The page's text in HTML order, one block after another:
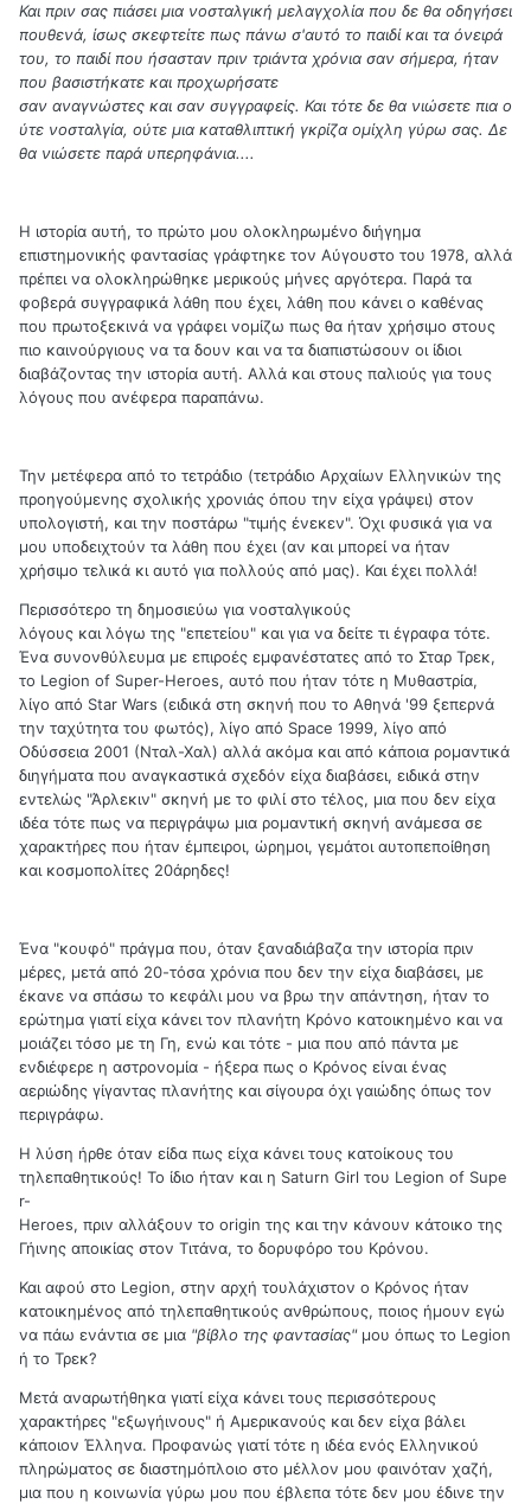
Και πριν σας πιάσει μια νοσταλγική μελαγχολία που δε θα οδηγήσει
πουθενά, ίσως σκεφτείτε πως πάνω σ'αυτό το παιδί και τα όνειρά
του, το παιδί που ήσασταν πριν τριάντα χρόνια σαν σήμερα, ήταν
που βασιστήκατε και προχωρήσατε
σαν αναγνώστες και σαν συγγραφείς. Και τότε δε θα νιώσετε πια ο
ύτε νοσταλγία, ούτε μια καταθλιπτική γκρίζα ομίχλη γύρω σας. Δε
θα νιώσετε παρά υπερηφάνια....
Η ιστορία αυτή, το πρώτο μου ολοκληρωμένο διήγημα
επιστημονικής φαντασίας γράφτηκε τον Αύγουστο του 1978, αλλά
πρέπει να ολοκληρώθηκε μερικούς μήνες αργότερα. Παρά τα
φοβερά συγγραφικά λάθη που έχει, λάθη που κάνει ο καθένας
που πρωτοξεκινά να γράφει νομίζω πως θα ήταν χρήσιμο στους
πιο καινούργιους να τα δουν και να τα διαπιστώσουν οι ίδιοι
διαβάζοντας την ιστορία αυτή. Αλλά και στους παλιούς για τους
λόγους που ανέφερα παραπάνω.
Την μετέφερα από το τετράδιο (τετράδιο Αρχαίων Ελληνικών της
προηγούμενης σχολικής χρονιάς όπου την είχα γράψει) στον
υπολογιστή, και την ποστάρω "τιμής ένεκεν". Όχι φυσικά για να
μου υποδειχτούν τα λάθη που έχει (αν και μπορεί να ήταν
χρήσιμο τελικά κι αυτό για πολλούς από μας). Και έχει πολλά!
Περισσότερο τη δημοσιεύω για νοσταλγικούς
λόγους και λόγω της "επετείου" και για να δείτε τι έγραφα τότε.
Ένα συνονθύλευμα με επιροές εμφανέστατες από το Σταρ Τρεκ,
το Legion of Super-Heroes, αυτό που ήταν τότε η Μυθαστρία,
λίγο από Star Wars (ειδικά στη σκηνή που το Αθηνά '99 ξεπερνά
την ταχύτητα του φωτός), λίγο από Space 1999, λίγο από
Οδύσσεια 2001 (Νταλ-Χαλ) αλλά ακόμα και από κάποια ρομαντικά
διηγήματα που αναγκαστικά σχεδόν είχα διαβάσει, ειδικά στην
εντελώς "Άρλεκιν" σκηνή με το φιλί στο τέλος, μια που δεν είχα
ιδέα τότε πως να περιγράψω μια ρομαντική σκηνή ανάμεσα σε
χαρακτήρες που ήταν έμπειροι, ώρημοι, γεμάτοι αυτοπεποίθηση
και κοσμοπολίτες 20άρηδες!
Ένα "κουφό" πράγμα που, όταν ξαναδιάβαζα την ιστορία πριν
μέρες, μετά από 20-τόσα χρόνια που δεν την είχα διαβάσει, με
έκανε να σπάσω το κεφάλι μου να βρω την απάντηση, ήταν το
ερώτημα γιατί είχα κάνει τον πλανήτη Κρόνο κατοικημένο και να
μοιάζει τόσο με τη Γη, ενώ και τότε - μια που από πάντα με
ενδιέφερε η αστρονομία - ήξερα πως ο Κρόνος είναι ένας
αεριώδης γίγαντας πλανήτης και σίγουρα όχι γαιώδης όπως τον
περιγράφω.
Η λύση ήρθε όταν είδα πως είχα κάνει τους κατοίκους του
τηλεπαθητικούς! Το ίδιο ήταν και η Saturn Girl του Legion of Supe
r-
Heroes, πριν αλλάξουν το origin της και την κάνουν κάτοικο της
Γήινης αποικίας στον Τιτάνα, το δορυφόρο του Κρόνου.
Και αφού στο Legion, στην αρχή τουλάχιστον ο Κρόνος ήταν
κατοικημένος από τηλεπαθητικούς ανθρώπους, ποιος ήμουν εγώ
να πάω ενάντια σε μια "βίβλο της φαντασίας"μου όπως το Legion
ή το Τρεκ?
Mετά αναρωτήθηκα γιατί είχα κάνει τους περισσότερους
χαρακτήρες "εξωγήινους" ή Αμερικανούς και δεν είχα βάλει
κάποιον Έλληνα. Προφανώς γιατί τότε η ιδέα ενός Ελληνικού
πληρώματος σε διαστημόπλοιο στο μέλλον μου φαινόταν χαζή,
μια που η κοινωνία γύρω μου που έβλεπα τότε δεν μου έδινε την